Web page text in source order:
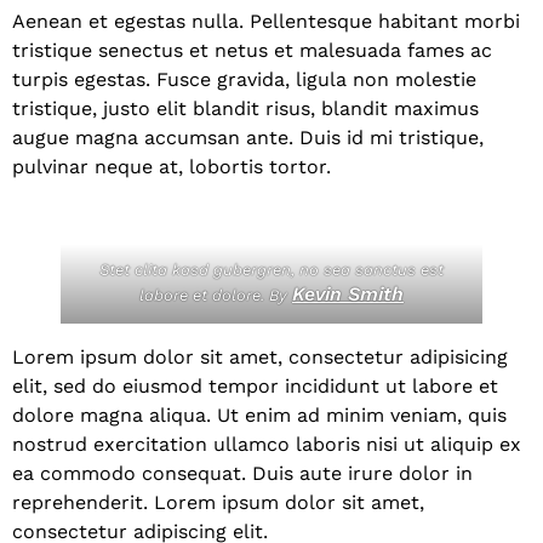
Aenean et egestas nulla. Pellentesque habitant morbi
tristique senectus et netus et malesuada fames ac
turpis egestas. Fusce gravida, ligula non molestie
tristique, justo elit blandit risus, blandit maximus
augue magna accumsan ante. Duis id mi tristique,
pulvinar neque at, lobortis tortor.
Stet clita kasd gubergren, no sea sanctus est
labore et dolore. ByKevin Smith
Lorem ipsum dolor sit amet, consectetur adipisicing
elit, sed do eiusmod tempor incididunt ut labore et
dolore magna aliqua. Ut enim ad minim veniam, quis
nostrud exercitation ullamco laboris nisi ut aliquip ex
ea commodo consequat. Duis aute irure dolor in
reprehenderit. Lorem ipsum dolor sit amet,
consectetur adipiscing elit.